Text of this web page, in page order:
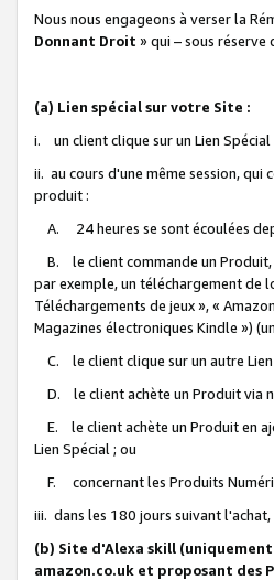
Nous nous engageons à verser la
Donnant Droit » qui – sous
(a) Lien spécial sur votre Site :
i. un client clique sur un Lien
ii. au cours d'une même session,
produit :
A. 24 heures se sont écoulées
B. le client commande un Produit,
par exemple, un téléchargement de
Téléchargements de jeux », «
Magazines électroniques Kindle »)
C. le client clique sur un autre
D. le client achète un Produit via
E. le client achète un Produit en
Lien Spécial ; ou
F. concernant les Produits
iii. dans les 180 jours suivant
(b) Site d'Alexa skill
amazon.co.uk et proposant des